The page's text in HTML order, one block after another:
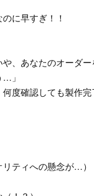
に早すぎ！！
、あなたのオーダー
」
度確認しても製作
ティへの懸念が…）